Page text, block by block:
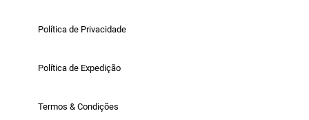
Política de Privacidade
Política de Expedição
Termos & Condições